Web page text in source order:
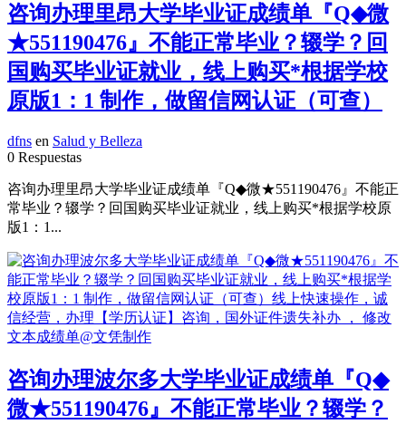
咨询办理里昂大学毕业证成绩单『Q◆微
★551190476』不能正常毕业？辍学？回
国购买毕业证就业，线上购买*根据学校
原版1：1 制作，做留信网认证（可查）
dfns en Salud y Belleza
0 Respuestas
咨询办理里昂大学毕业证成绩单『Q◆微★551190476』不能正
常毕业？辍学？回国购买毕业证就业，线上购买*根据学校原
版1：1...
咨询办理波尔多大学毕业证成绩单『Q◆
微★551190476』不能正常毕业？辍学？